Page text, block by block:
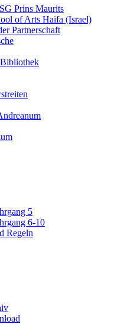
Prins Maurits
of Arts Haifa (Israel)
Partnerschaft
Bibliothek
5
6-10
Regeln